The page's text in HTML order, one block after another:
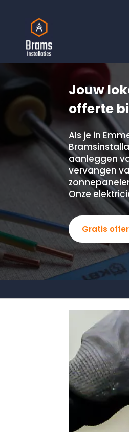
Jouw
offerte
Als je in
aanleggen
vervangen
Onze
Gratis